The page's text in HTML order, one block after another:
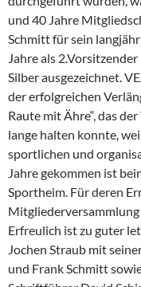
und 40 Jahre
Schmitt für sein
Jahre als
Silber ausgezeichnet.
der erfolgreichen
Raute mit Ähre“, das
lange halten konnte,
sportlichen und
Jahre gekommen ist
Sportheim. Für deren
Mitgliederversammlung
Erfreulich ist zu guter
Jochen Straub mit
und Frank Schmitt